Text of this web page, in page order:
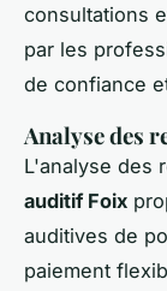
consultations
par les
de confiance
Analyse des
L'analyse des
auditif Foix
auditives de
paiement